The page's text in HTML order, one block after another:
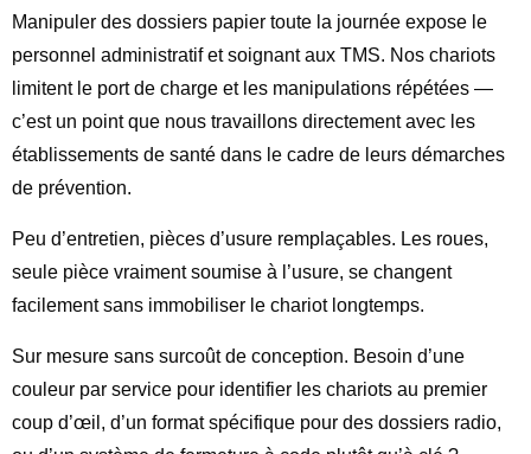
Manipuler des dossiers papier toute la journée expose le
personnel administratif et soignant aux TMS. Nos chariots
limitent le port de charge et les manipulations répétées —
c’est un point que nous travaillons directement avec les
établissements de santé dans le cadre de leurs démarches
de prévention.
Peu d’entretien, pièces d’usure remplaçables. Les roues,
seule pièce vraiment soumise à l’usure, se changent
facilement sans immobiliser le chariot longtemps.
Sur mesure sans surcoût de conception. Besoin d’une
couleur par service pour identifier les chariots au premier
coup d’œil, d’un format spécifique pour des dossiers radio,